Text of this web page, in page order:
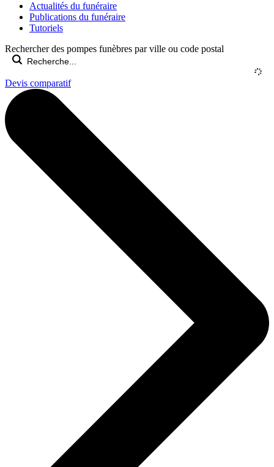
Actualités du funéraire
Publications du funéraire
Tutoriels
Rechercher des pompes funèbres par ville ou code postal
Devis comparatif